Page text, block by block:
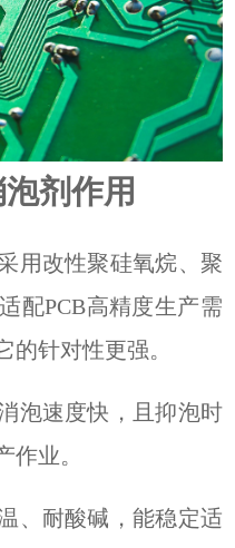
剂作用
用改性聚硅氧烷、聚
配PCB高精度生产需
的针对性更强。
泡速度快，且抑泡时
作业。
、耐酸碱，能稳定适